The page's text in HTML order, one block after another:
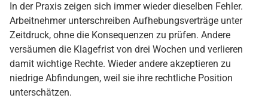
In der Praxis zeigen sich immer wieder dieselben Fehler.
Arbeitnehmer unterschreiben Aufhebungsverträge unter
Zeitdruck, ohne die Konsequenzen zu prüfen. Andere
versäumen die Klagefrist von drei Wochen und verlieren
damit wichtige Rechte. Wieder andere akzeptieren zu
niedrige Abfindungen, weil sie ihre rechtliche Position
unterschätzen.